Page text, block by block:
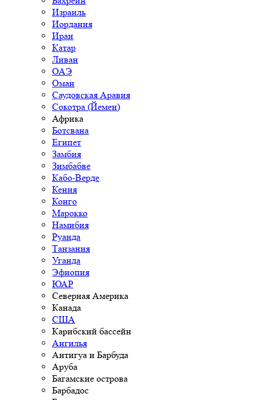
Израиль
Иордания
Иран
Катар
Ливан
ОАЭ
Оман
Саудовская Аравия
Сокотра (Йемен)
Африка
Ботсвана
Египет
Замбия
Зимбабве
Кабо-Верде
Кения
Конго
Марокко
Намибия
Руанда
Танзания
Уганда
Эфиопия
ЮАР
Северная Америка
Канада
США
Карибский бассейн
Ангилья
Антигуа и Барбуда
Аруба
Багамские острова
Барбадос